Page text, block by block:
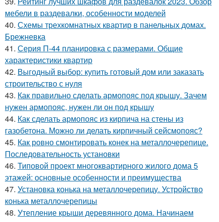
мебели в раздевалки, особенности моделей
40. Схемы трехкомнатных квартир в панельных домах.
Брежневка
41. Серия П-44 планировка с размерами. Общие
характеристики квартир
42. Выгодный выбор: купить готовый дом или заказать
строительство с нуля
43. Как правильно сделать армопояс под крышу. Зачем
нужен армопояс, нужен ли он под крышу
44. Как сделать армопояс из кирпича на стены из
газобетона. Можно ли делать кирпичный сейсмопояс?
45. Как ровно смонтировать конек на металлочерепице.
Последовательность установки
46. Типовой проект многоквартирного жилого дома 5
этажей: основные особенности и преимущества
47. Установка конька на металлочерепицу. Устройство
конька металлочерепицы
48. Утепление крыши деревянного дома. Начинаем